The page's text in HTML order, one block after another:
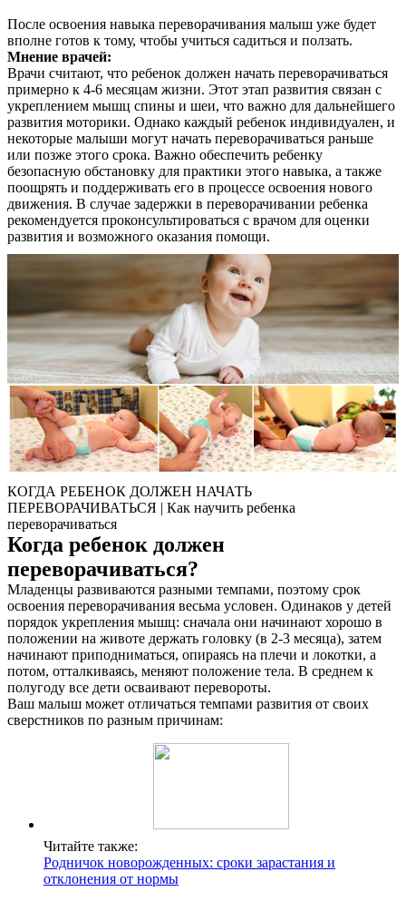
О нас
Услуги
Акции
Отзывы
Контакты
После освоения навыка переворачивания малыш уже будет
вполне готов к тому, чтобы учиться садиться и ползать.
Мнение врачей:
Врачи считают, что ребенок должен начать переворачиваться
примерно к 4-6 месяцам жизни. Этот этап развития связан с
укреплением мышц спины и шеи, что важно для дальнейшего
развития моторики. Однако каждый ребенок индивидуален, и
некоторые малыши могут начать переворачиваться раньше
или позже этого срока. Важно обеспечить ребенку
безопасную обстановку для практики этого навыка, а также
поощрять и поддерживать его в процессе освоения нового
движения. В случае задержки в переворачивании ребенка
рекомендуется проконсультироваться с врачом для оценки
развития и возможного оказания помощи.
КОГДА РЕБЕНОК ДОЛЖЕН НАЧАТЬ
ПЕРЕВОРАЧИВАТЬСЯ | Как научить ребенка
переворачиваться
Когда ребенок должен
переворачиваться?
Младенцы развиваются разными темпами, поэтому срок
освоения переворачивания весьма условен. Одинаков у детей
порядок укрепления мышц: сначала они начинают хорошо в
положении на животе держать головку (в 2-3 месяца), затем
начинают приподниматься, опираясь на плечи и локотки, а
потом, отталкиваясь, меняют положение тела. В среднем к
полугоду все дети осваивают перевороты.
Ваш малыш может отличаться темпами развития от своих
сверстников по разным причинам:
Читайте также:
Родничок новорожденных: сроки зарастания и
отклонения от нормы